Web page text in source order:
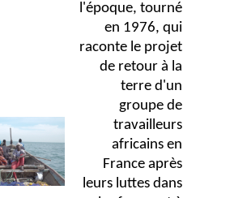
l'époque, tourné
en 1976, qui
raconte le projet
de retour à la
terre d'un
groupe de
travailleurs
africains en
France après
leurs luttes dans